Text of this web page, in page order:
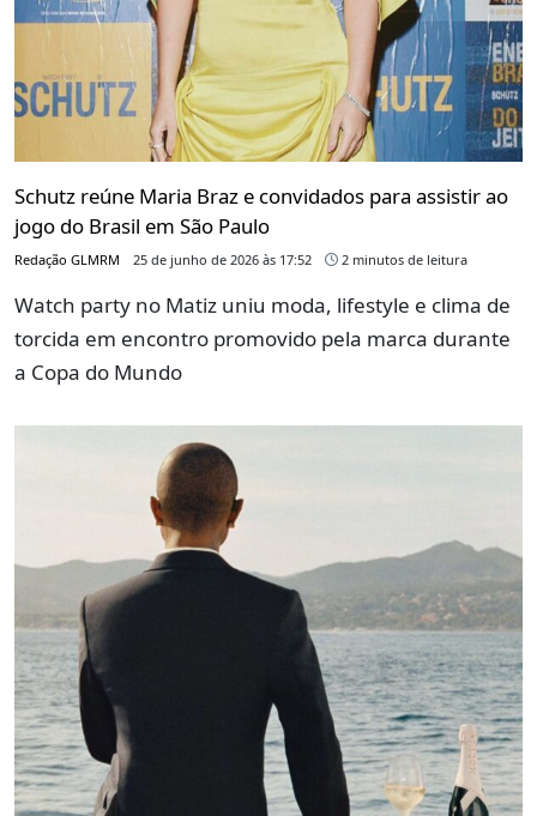
Schutz reúne Maria Braz e convidados para assistir ao
jogo do Brasil em São Paulo
Redação GLMRM 25 de junho de 2026 às 17:52 2 minutos de leitura
Watch party no Matiz uniu moda, lifestyle e clima de
torcida em encontro promovido pela marca durante
a Copa do Mundo